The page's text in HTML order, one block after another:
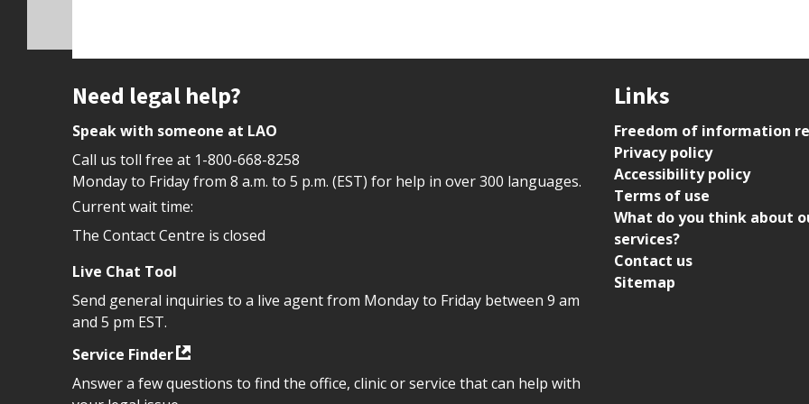
Site footer
Need legal help?
Speak with someone at LAO
Call us toll free at 1-800-668-8258
Monday to Friday from 8 a.m. to 5 p.m. (EST) for help in over 300 languages.
Current wait time:
The Contact Centre is closed
Live Chat Tool
Send general inquiries to a live agent from Monday to Friday between 9 am
and 5 pm EST.
Service Finder
Answer a few questions to find the office, clinic or service that can help with
Links
Freedom of information
Privacy policy
Accessibility policy
Terms of use
What do you think about
services?
Contact us
Sitemap